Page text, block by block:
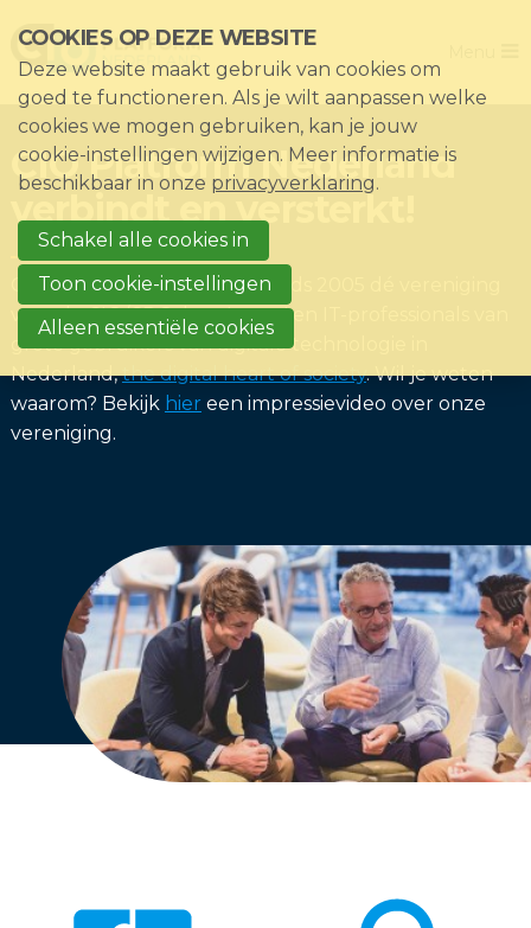
links
over
Direct
naar
het
Direct
naar
de
paginainhoud
CIO Platform Nederland
verbindt en versterkt!
CIO Platform Nederland is sinds 2005 dé vereniging
voor de CIO/CDO, hun 'peers' en IT-professionals van
grote gebruikers van digitale technologie in
Nederland,the digital heart of society. Wil je weten
waarom? Bekijk hier een impressievideo over onze
vereniging.
Home
De vereniging
Thema's
Impact
Nieuws & Kennisbank
Events
Lid worden?
Registreren
Engels
Nederlands
COOKIES OP DEZE WEBSITE
Deze website maakt gebruik van cookies om
goed te functioneren. Als je wilt aanpassen welke
cookies we mogen gebruiken, kan je jouw
cookie-instellingen wijzigen. Meer informatie is
beschikbaar in onze privacyverklaring.
Schakel alle cookies in
Toon cookie-instellingen
Alleen essentiële cookies